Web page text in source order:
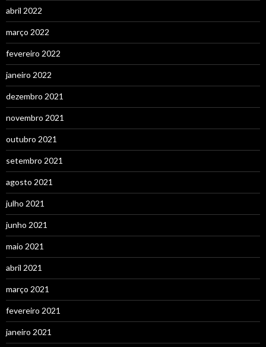
abril 2022
março 2022
fevereiro 2022
janeiro 2022
dezembro 2021
novembro 2021
outubro 2021
setembro 2021
agosto 2021
julho 2021
junho 2021
maio 2021
abril 2021
março 2021
fevereiro 2021
janeiro 2021